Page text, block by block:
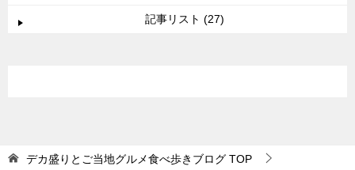
記事リスト (27)
デカ盛りとご当地グルメ食べ歩きブログ TOP